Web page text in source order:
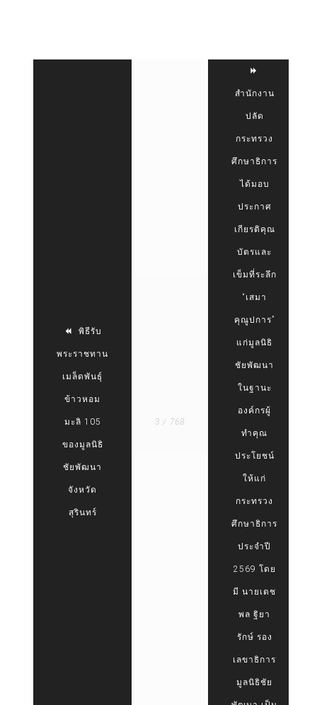
พิธีรับ
พระราชทาน
เมล็ดพันธุ์
ข้าวหอม
มะลิ 105
ของมูลนิธิ
ชัยพัฒนา
จังหวัด
สุรินทร์
3 / 768
สำนักงาน
ปลัด
กระทรวง
ศึกษาธิการ
ได้มอบ
ประกาศ
เกียรติคุณ
บัตรและ
เข็มที่ระลึก
“เสมา
คุณูปการ”
แก่มูลนิธิ
ชัยพัฒนา
ในฐานะ
องค์กรผู้
ทำคุณ
ประโยชน์
ให้แก่
กระทรวง
ศึกษาธิการ
ประจำปี
2569 โดย
มี นายเตช
พล ฐิยา
รักษ์ รอง
เลขาธิการ
มูลนิธิชัย